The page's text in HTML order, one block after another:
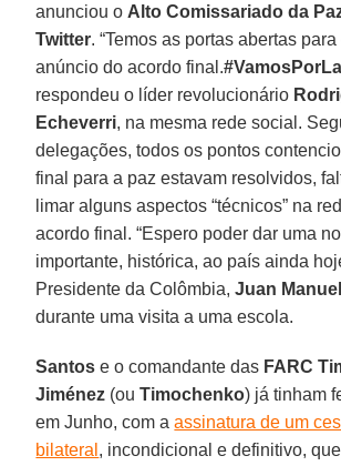
anunciou o Alto Comissariado da
Twitter. “Temos as portas abertas
anúncio do acordo final.
respondeu o líder revolucionário
Echeverri, na mesma rede social.
delegações, todos os pontos
final para a paz estavam resolvidos,
limar alguns aspectos “técnicos” na
acordo final. “Espero poder dar uma
importante, histórica, ao país ainda
Presidente da Colômbia,Juan
durante uma visita a uma escola.
Santos e o comandante das FARC
Jiménez (ouTimochenko) já tinham
em Junho, com aassinatura de um
bilateral , incondicional e definitivo,